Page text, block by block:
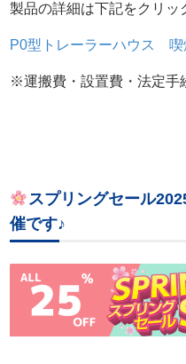
製品の詳細は下記をクリッ
P0型トレーラーハウス
※運搬費・設置費・法定手
スプリングセール
催です♪